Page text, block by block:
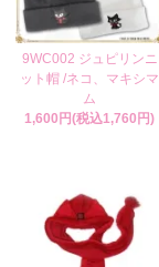
9WC002 ジュピリンニ
ット帽 /ネコ、マキシマ
ム
1,600円(税込1,760円)